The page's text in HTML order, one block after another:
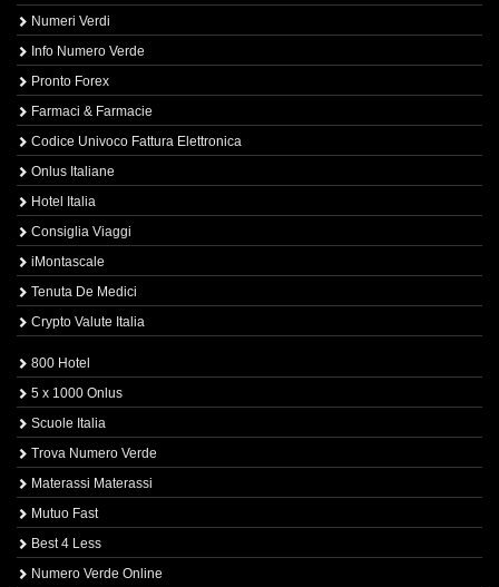
Numeri Verdi
Info Numero Verde
Pronto Forex
Farmaci & Farmacie
Codice Univoco Fattura Elettronica
Onlus Italiane
Hotel Italia
Consiglia Viaggi
iMontascale
Tenuta De Medici
Crypto Valute Italia
800 Hotel
5 x 1000 Onlus
Scuole Italia
Trova Numero Verde
Materassi Materassi
Mutuo Fast
Best 4 Less
Numero Verde Online